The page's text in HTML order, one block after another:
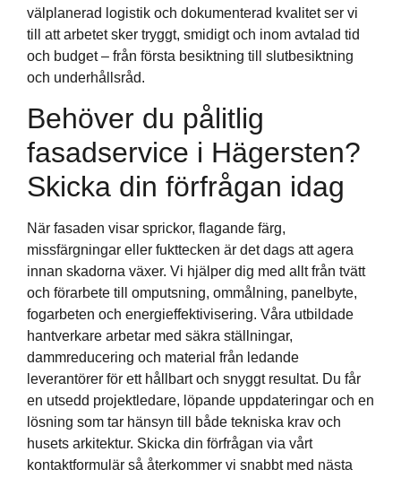
välplanerad logistik och dokumenterad kvalitet ser vi
till att arbetet sker tryggt, smidigt och inom avtalad tid
och budget – från första besiktning till slutbesiktning
och underhållsråd.
Behöver du pålitlig
fasadservice i Hägersten?
Skicka din förfrågan idag
När fasaden visar sprickor, flagande färg,
missfärgningar eller fukttecken är det dags att agera
innan skadorna växer. Vi hjälper dig med allt från tvätt
och förarbete till omputsning, ommålning, panelbyte,
fogarbeten och energieffektivisering. Våra utbildade
hantverkare arbetar med säkra ställningar,
dammreducering och material från ledande
leverantörer för ett hållbart och snyggt resultat. Du får
en utsedd projektledare, löpande uppdateringar och en
lösning som tar hänsyn till både tekniska krav och
husets arkitektur. Skicka din förfrågan via vårt
kontaktformulär så återkommer vi snabbt med nästa